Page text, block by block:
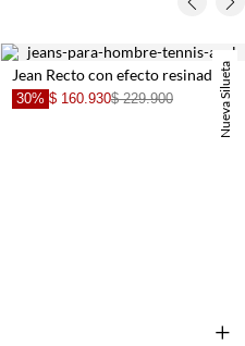
Nueva Silueta
+
Jean Recto con efecto resinado azul para hombre
30% $ 160.930$ 229.900